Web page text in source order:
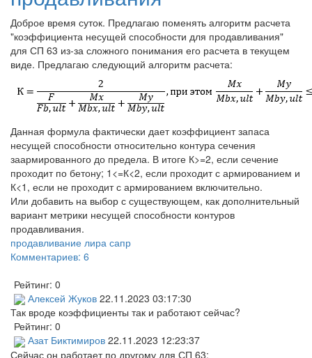
Доброе время суток. Предлагаю поменять алгоритм расчета
"коэффициента несущей способности для продавливания"
для СП 63 из-за сложного понимания его расчета в текущем
виде. Предлагаю следующий алгоритм расчета:
Данная формула фактически дает коэффициент запаса
несущей способности относительно контура сечения
заармированного до предела. В итоге К>=2, если сечение
проходит по бетону; 1<=К<2, если проходит с армированием и
К<1, если не проходит с армированием включительно.
Или добавить на выбор с существующем, как дополнительный
вариант метрики несущей способности контуров
продавливания.
продавливание лира сапр
Комментариев: 6
Рейтинг: 0
Алексей Жуков 22.11.2023 03:17:30
Так вроде коэффициенты так и работают сейчас?
Рейтинг: 0
Азат Биктимиров 22.11.2023 12:23:37
Сейчас он работает по другому для СП 63: